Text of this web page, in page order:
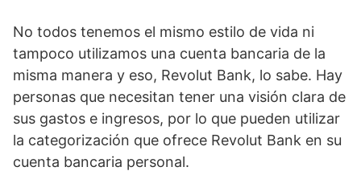
No todos tenemos el mismo estilo de vida ni
tampoco utilizamos una cuenta bancaria de la
misma manera y eso, Revolut Bank, lo sabe. Hay
personas que necesitan tener una visión clara de
sus gastos e ingresos, por lo que pueden utilizar
la categorización que ofrece Revolut Bank en su
cuenta bancaria personal.